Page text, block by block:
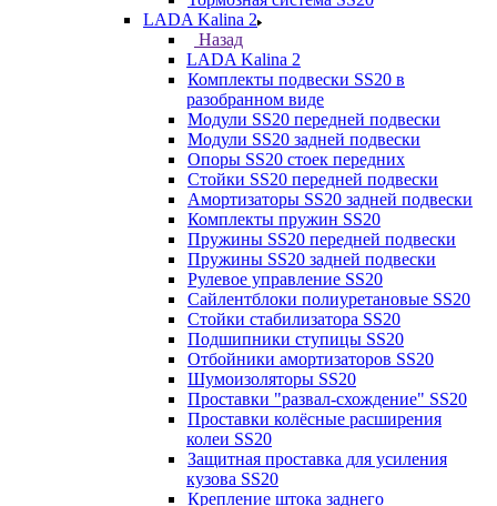
LADA Kalina 2
Назад
LADA Kalina 2
Комплекты подвески SS20 в
разобранном виде
Модули SS20 передней подвески
Модули SS20 задней подвески
Опоры SS20 стоек передних
Стойки SS20 передней подвески
Амортизаторы SS20 задней подвески
Комплекты пружин SS20
Пружины SS20 передней подвески
Пружины SS20 задней подвески
Рулевое управление SS20
Сайлентблоки полиуретановые SS20
Стойки стабилизатора SS20
Подшипники ступицы SS20
Отбойники амортизаторов SS20
Шумоизоляторы SS20
Проставки "развал-схождение" SS20
Проставки колёсные расширения
колеи SS20
Защитная проставка для усиления
кузова SS20
Крепление штока заднего